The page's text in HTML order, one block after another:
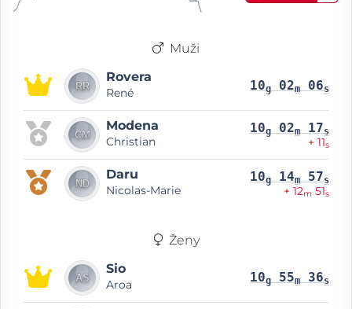
Muži
Rovera
René 10g 02m 06s
Modena
Christian
10g 02m 17s
+ 11s
Daru
Nicolas-Marie
10g 14m 57s
+ 12m 51s
Ženy
Sio
Aroa 10g 55m 36s